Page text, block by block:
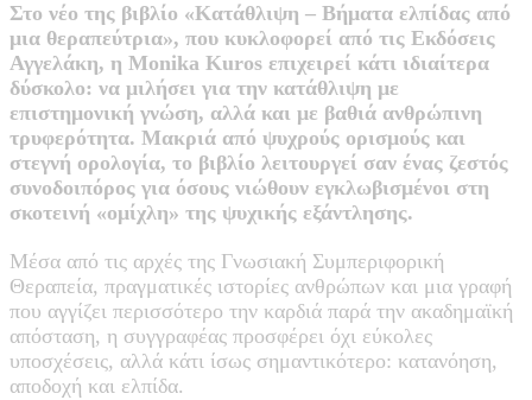
Στο νέο της βιβλίο «Κατάθλιψη – Βήματα ελπίδας από
μια θεραπεύτρια», που κυκλοφορεί από τις Εκδόσεις
Αγγελάκη, η Monika Kuros επιχειρεί κάτι ιδιαίτερα
δύσκολο: να μιλήσει για την κατάθλιψη με
επιστημονική γνώση, αλλά και με βαθιά ανθρώπινη
τρυφερότητα. Μακριά από ψυχρούς ορισμούς και
στεγνή ορολογία, το βιβλίο λειτουργεί σαν ένας ζεστός
συνοδοιπόρος για όσους νιώθουν εγκλωβισμένοι στη
σκοτεινή «ομίχλη» της ψυχικής εξάντλησης.
Μέσα από τις αρχές της Γνωσιακή Συμπεριφορική
Θεραπεία, πραγματικές ιστορίες ανθρώπων και μια γραφή
που αγγίζει περισσότερο την καρδιά παρά την ακαδημαϊκή
απόσταση, η συγγραφέας προσφέρει όχι εύκολες
υποσχέσεις, αλλά κάτι ίσως σημαντικότερο: κατανόηση,
αποδοχή και ελπίδα.